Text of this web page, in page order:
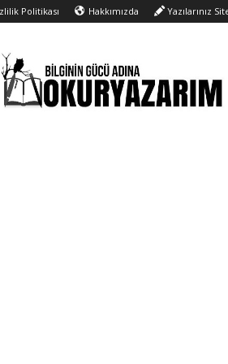
Politikası Hakkımızda Yazılarınız
Yazarım